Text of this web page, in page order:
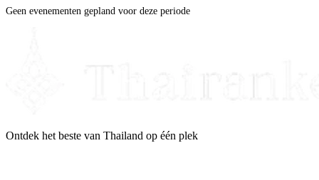
Geen evenementen gepland voor deze periode
Ontdek het beste van Thailand op één plek